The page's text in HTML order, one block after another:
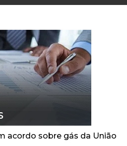
acordo sobre gás da União